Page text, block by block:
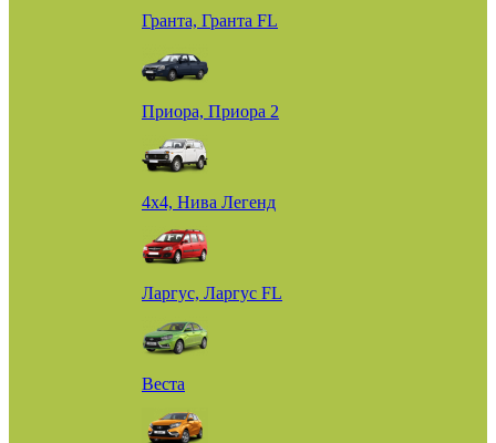
Гранта, Гранта FL
Приора, Приора 2
4х4, Нива Легенд
Ларгус, Ларгус FL
Веста